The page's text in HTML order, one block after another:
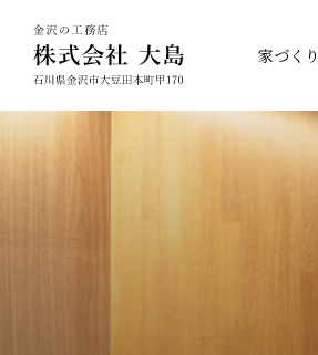
家づく